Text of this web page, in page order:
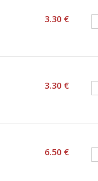
3.30 €
3.30 €
6.50 €